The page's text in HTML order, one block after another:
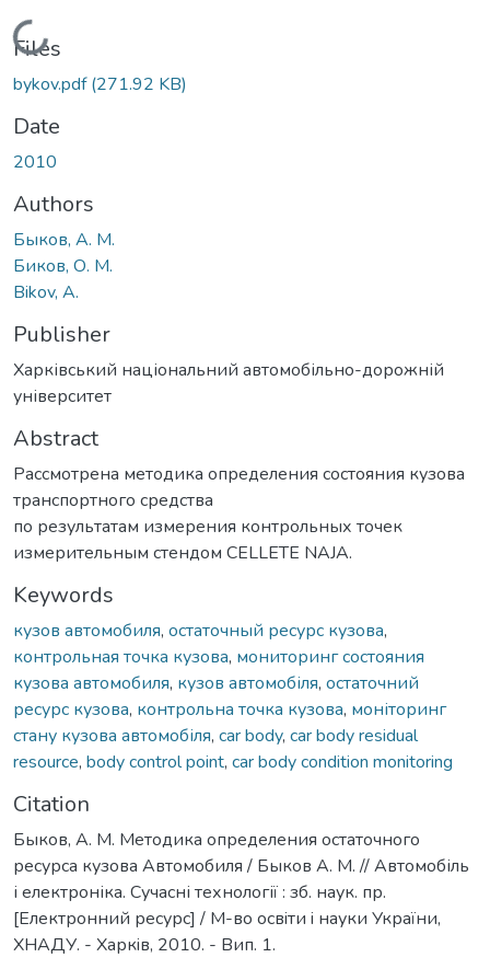
Loading...
Files
bykov.pdf(271.92 KB)
Date
2010
Authors
Быков, А. М.
Биков, О. М.
Bikov, A.
Publisher
Харківський національний автомобільно-дорожній
університет
Abstract
Рассмотрена методика определения состояния кузова
транспортного средства
по результатам измерения контрольных точек
измерительным стендом CELLETE NAJA.
Keywords
кузов автомобиля, остаточный ресурс кузова,
контрольная точка кузова, мониторинг состояния
кузова автомобиля, кузов автомобіля, остаточний
ресурс кузова, контрольна точка кузова, моніторинг
стану кузова автомобіля, car body, car body residual
resource, body control point, car body condition monitoring
Citation
Быков, А. М. Методика определения остаточного
ресурса кузова Автомобиля / Быков А. М. // Автомобіль
і електроніка. Сучасні технології : зб. наук. пр.
[Електронний ресурс] / М-во освiти i науки України,
ХНАДУ. - Харкiв, 2010. - Вип. 1.